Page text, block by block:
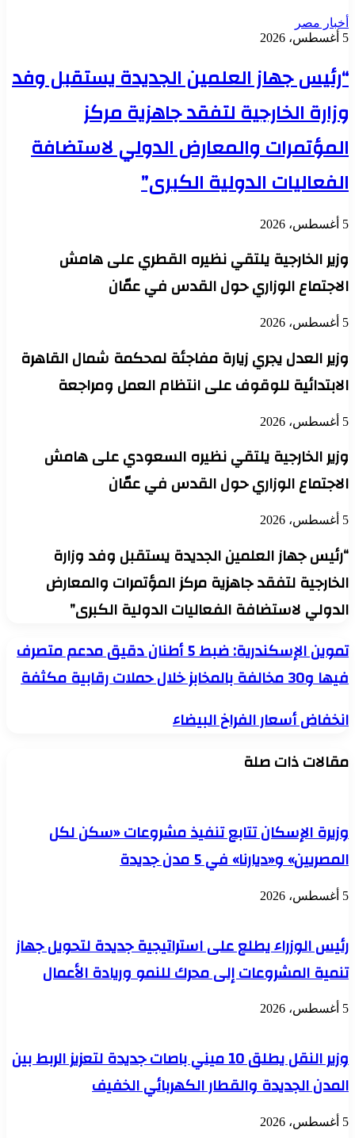
أخبار مصر
5 أغسطس، 2026
“رئيس جهاز العلمين الجديدة يستقبل وفد
وزارة الخارجية لتفقد جاهزية مركز
المؤتمرات والمعارض الدولي لاستضافة
الفعاليات الدولية الكبرى”
5 أغسطس، 2026
وزير الخارجية يلتقي نظيره القطري على هامش
الاجتماع الوزاري حول القدس في عمّان
5 أغسطس، 2026
وزير العدل يجري زيارة مفاجئة لمحكمة شمال القاهرة
الابتدائية للوقوف على انتظام العمل ومراجعة
5 أغسطس، 2026
وزير الخارجية يلتقي نظيره السعودي على هامش
الاجتماع الوزاري حول القدس في عمّان
5 أغسطس، 2026
“رئيس جهاز العلمين الجديدة يستقبل وفد وزارة
الخارجية لتفقد جاهزية مركز المؤتمرات والمعارض
الدولي لاستضافة الفعاليات الدولية الكبرى”
تموين
الإسكندرية:
ضبط
5
دقيق
فيها
خلال
حملات
رقابية
مكثفة
تموين الإسكندرية: ضبط 5 أطنان دقيق مدعم متصرف
فيها و30 مخالفة بالمخابز خلال حملات رقابية مكثفة
انخفاض
أسعار
البيضاء
انخفاض أسعار الفراخ البيضاء
مقالات ذات صلة
وزيرة الإسكان تتابع تنفيذ مشروعات «سكن لكل
المصريين» و«ديارنا» في 5 مدن جديدة
5 أغسطس، 2026
رئيس الوزراء يطلع على استراتيجية جديدة لتحويل جهاز
تنمية المشروعات إلى محرك للنمو وريادة الأعمال
5 أغسطس، 2026
وزير النقل يطلق 10 ميني باصات جديدة لتعزيز الربط بين
المدن الجديدة والقطار الكهربائي الخفيف
5 أغسطس، 2026